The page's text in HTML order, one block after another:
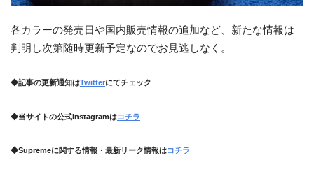
各カラーの発売日や国内販売情報の追加など、新たな情報は
判明し次第随時更新予定なのでお見逃しなく。
◆記事の更新通知はTwitterにてチェック
◆当サイトの公式Instagramはコチラ
◆Supremeに関する情報・最新リーク情報はコチラ